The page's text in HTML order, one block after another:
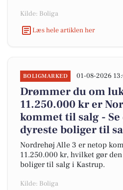
Kilde: Boliga
Læs hele artiklen her
BOLIGMARKED 01-08-2026
Drømmer du om
11.250.000 kr er
kommet til salg - Se
dyreste boliger til
Nordrehøj Alle 3 er netop
11.250.000 kr, hvilket gør
boliger til salg i Kastrup.
Kilde: Boliga